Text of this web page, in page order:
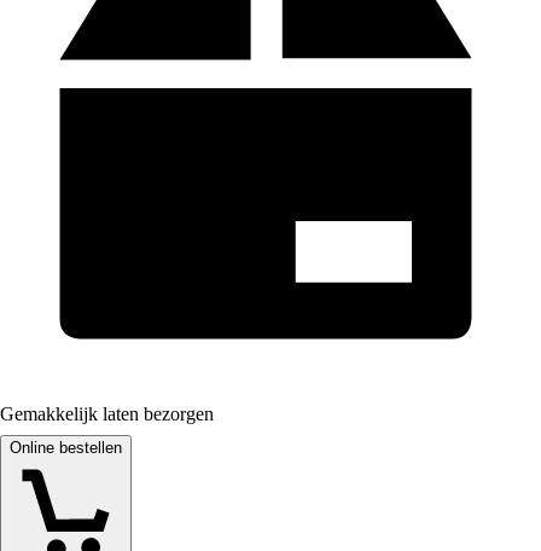
Gemakkelijk laten bezorgen
Online bestellen